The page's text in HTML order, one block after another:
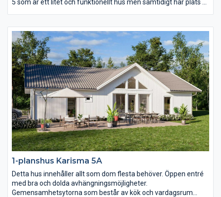
5 som är ett litet och funktionellt hus men samtidigt har plats åt
1-planshus Karisma 5A
Detta hus innehåller allt som dom flesta behöver. Öppen entré
med bra och dolda avhängningsmöjligheter.
Gemensamhetsytorna som består av kök och vardagsrum